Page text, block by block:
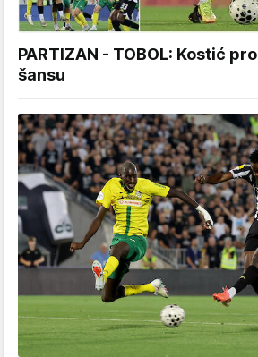
PARTIZAN - TOBOL: Kostić
šansu